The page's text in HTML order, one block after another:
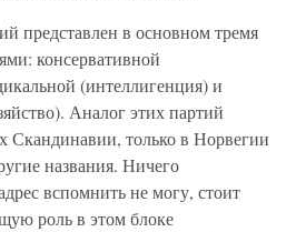
представлен в основном тремя
консервативной
(интеллигенция) и
Аналог этих партий
Скандинавии, только в Норвегии
названия. Ничего
вспомнить не могу, стоит
роль в этом блоке